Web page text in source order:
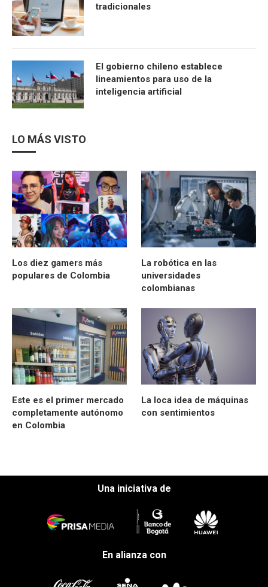
tradicionales
El gobierno chileno establece
lineamientos para uso de la
inteligencia artificial
LO MÁS VISTO
Los diez gamers más
populares de Colombia
La robótica en las
universidades
colombianas
Este es el primer mercado
completamente autónomo
en Colombia
La loca idea de máquinas
con sentimientos
Una iniciativa de
En alianza con